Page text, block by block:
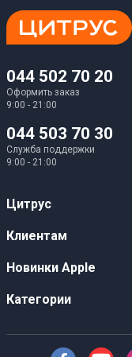
044 502 70 20
Оформить заказ
9:00 - 21:00
044 503 70 30
Служба поддержки
9:00 - 21:00
Цитрус
Карьера
Оптовым клиентам
Клиентам
Публичные оферты
Инструкции и прошивки
Новинки Apple
iPhone 17
Категории
Техника Apple